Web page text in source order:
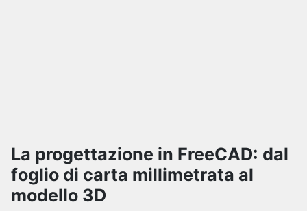
La progettazione in FreeCAD: dal
foglio di carta millimetrata al
modello 3D